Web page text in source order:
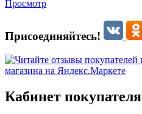
Просмотр
Присоединяйтесь!
Кабинет покупателя